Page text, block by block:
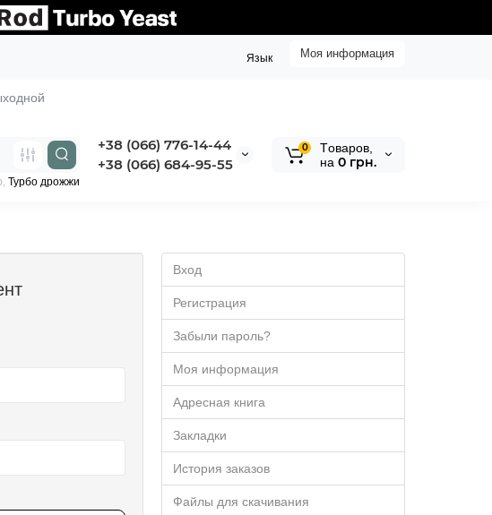
Моя информация
Язык
+38 (066) 776-14-44
‭+38 (066) 684-95-55‬
Турбо дрожжи
0
Tоваров,
на 0 грн.
Вход
Регистрация
Забыли пароль?
Моя информация
Адресная книга
Закладки
История заказов
Файлы для скачивания